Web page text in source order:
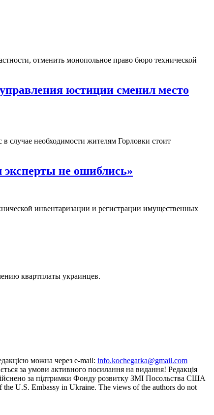
отменить монопольное право бюро технической
юстиции сменил место
случае необходимости жителям Горловки стоит
не ошиблись»
инвентаризации и регистрации имущественных
квартплаты украинцев.
можна через e-mail: info.kochegarka@gmail.com
за умови активного посилання на видання! Редакція
за підтримки Фонду розвитку ЗМІ Посольства США
U.S. Embassy in Ukraine. The views of the authors do not